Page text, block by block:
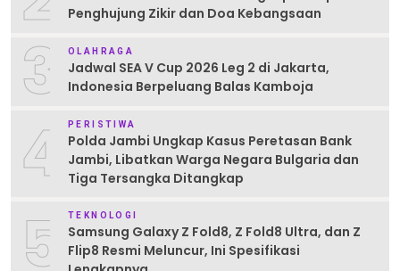
Penghujung Zikir dan Doa Kebangsaan
3 OLAHRAGA
Jadwal SEA V Cup 2026 Leg 2 di Jakarta,
Indonesia Berpeluang Balas Kamboja
4 PERISTIWA
Polda Jambi Ungkap Kasus Peretasan Bank
Jambi, Libatkan Warga Negara Bulgaria dan
Tiga Tersangka Ditangkap
5 TEKNOLOGI
Samsung Galaxy Z Fold8, Z Fold8 Ultra, dan Z
Flip8 Resmi Meluncur, Ini Spesifikasi